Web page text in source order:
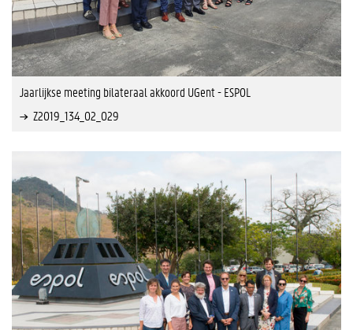
Jaarlijkse meeting bilateraal akkoord UGent - ESPOL
Z2019_134_02_029